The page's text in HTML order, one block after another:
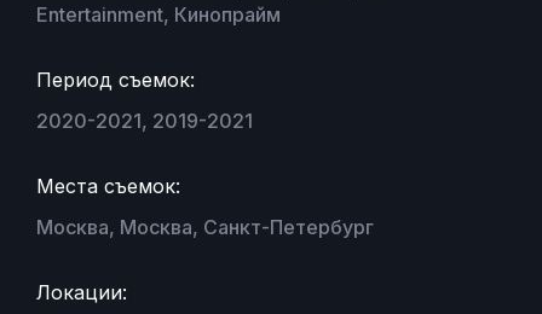
Entertainment, Кинопрайм
Период съемок:
2020-2021, 2019-2021
Места съемок:
Москва, Москва, Санкт-Петербург
Локации: